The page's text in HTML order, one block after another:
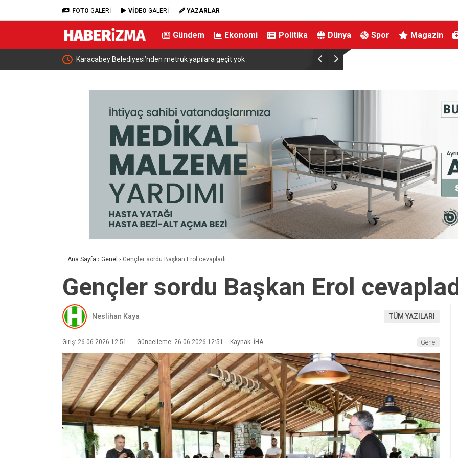
FOTO GALERİ VİDEO GALERİ YAZARLAR
Gündem Ekonomi Politika Dünya Spor Magazin
Erdoğan, Suudi Arabistan’dan ayrıldı Kahta’da kadınlara özel yaşam ve yüzme
Ana Sayfa › Genel › Gençler sordu Başkan Erol cevapladı
Gençler sordu Başkan Erol
Neslihan Kaya TÜM YAZILARI
Giriş: 26-06-2026 12:51 Güncelleme: 26-06-2026 12:51 Kaynak: İHA Genel